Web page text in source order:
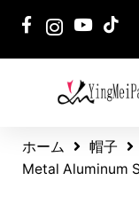
ホーム 帽子
Metal Aluminum